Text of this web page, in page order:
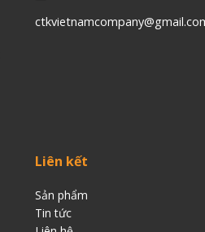
Liên kết
Sản phẩm
Tin tức